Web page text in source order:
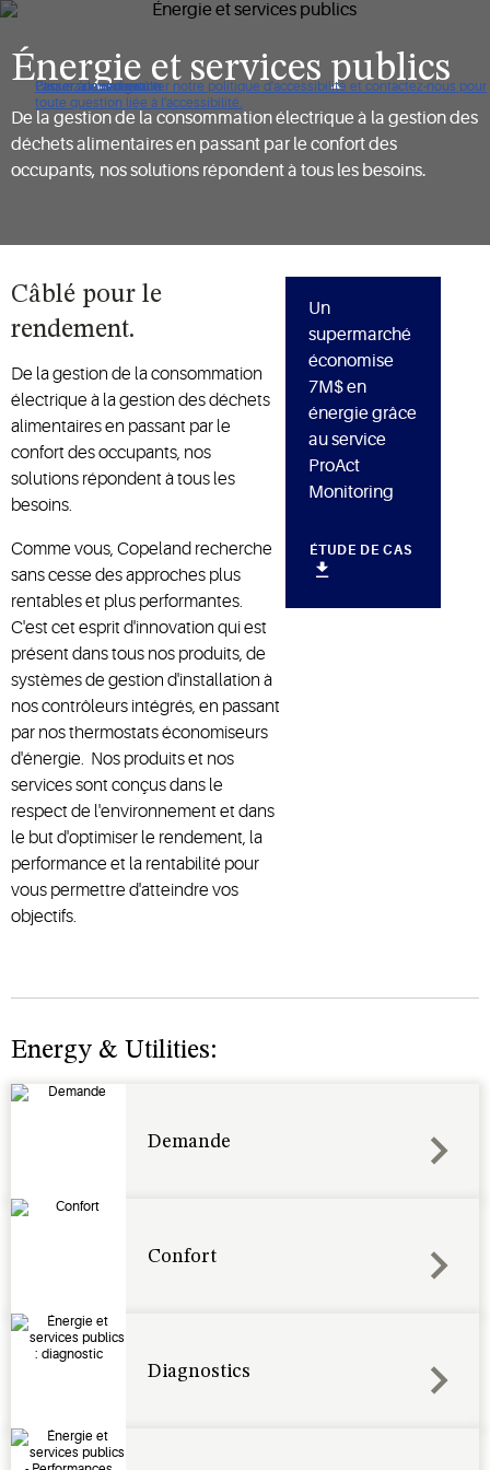
Cliquez pour consulter notre politique d'accessibilité et contactez-nous pour
toute question liée à l'accessibilité.
Passer à la navigation
Passer au contenu
Passer à la recherche
Énergie et services publics
De la gestion de la consommation électrique à la gestion des
déchets alimentaires en passant par le confort des
occupants, nos solutions répondent à tous les besoins.
Câblé pour le
rendement.
De la gestion de la consommation
électrique à la gestion des déchets
alimentaires en passant par le
confort des occupants, nos
solutions répondent à tous les
besoins.
Comme vous, Copeland recherche
sans cesse des approches plus
rentables et plus performantes.
C'est cet esprit d'innovation qui est
présent dans tous nos produits, de
systèmes de gestion d'installation à
nos contrôleurs intégrés, en passant
par nos thermostats économiseurs
d'énergie. Nos produits et nos
services sont conçus dans le
respect de l'environnement et dans
le but d'optimiser le rendement, la
performance et la rentabilité pour
vous permettre d'atteindre vos
objectifs.
Un
supermarché
économise
7M$ en
énergie grâce
au service
ProAct
Monitoring
ÉTUDE DE CAS
Energy & Utilities:
Demande
Confort
Diagnostics